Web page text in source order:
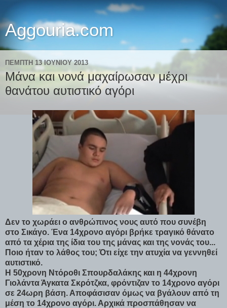
Aggouria.com
ΠΈΜΠΤΗ 13 ΙΟΥΝΊΟΥ 2013
Μάνα και νονά μαχαίρωσαν μέχρι
θανάτου αυτιστικό αγόρι
Δεν το χωράει ο ανθρώπινος νους αυτό που συνέβη
στο Σικάγο. Ένα 14χρονο αγόρι βρήκε τραγικό θάνατο
από τα χέρια της ίδια του της μάνας και της νονάς του...
Ποιο ήταν το λάθος του; Ότι είχε την ατυχία να γεννηθεί
αυτιστικό.
Η 50χρονη Ντόροθι Σπουρδαλάκης και η 44χρονη
Γιολάντα Άγκατα Σκρότζκα, φρόντιζαν το 14χρονο αγόρι
σε 24ωρη βάση. Αποφάσισαν όμως να βγάλουν από τη
μέση το 14χρονο αγόρι. Αρχικά προσπάθησαν να